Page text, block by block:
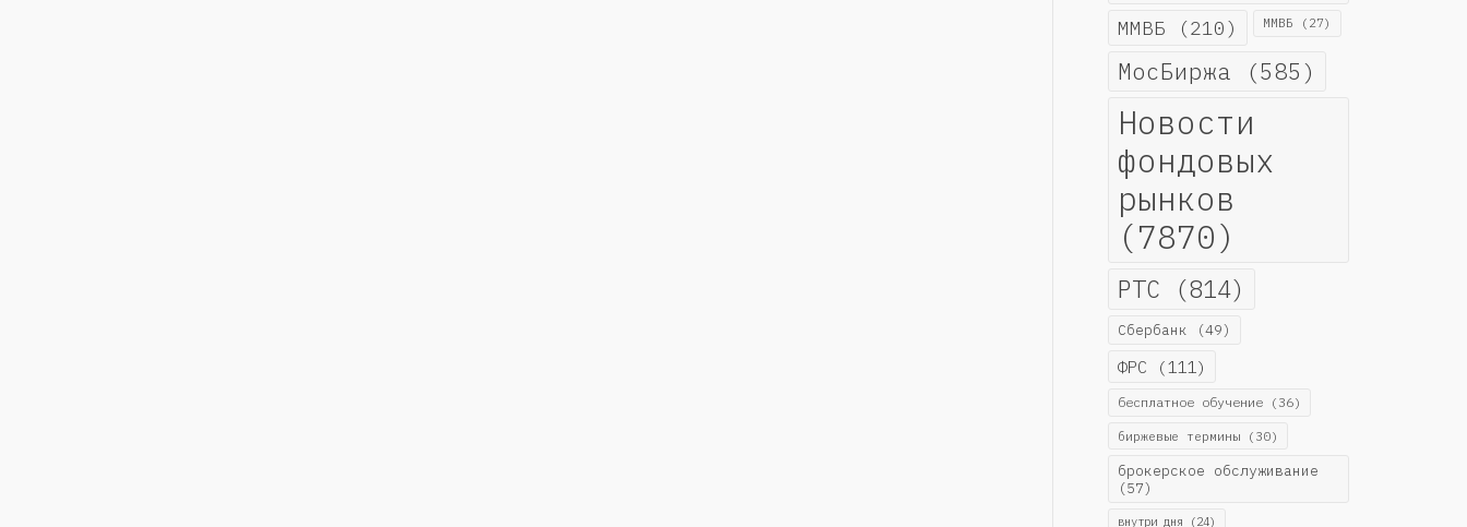
ММВБ (210) ММВБ (27)
МосБиржа (585)
Новости
фондовых
рынков
(7870)
РТС (814)
Сбербанк (49)
ФРС (111)
бесплатное обучение(36)
биржевые термины(30)
брокерское обслуживание
(57)
внутри дня (24)